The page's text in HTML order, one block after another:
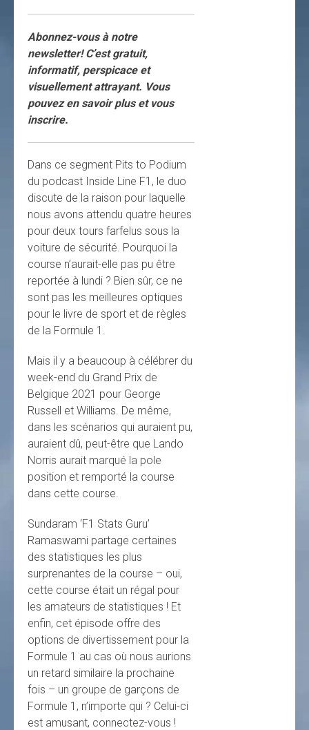
Abonnez-vous à notre
newsletter! C’est gratuit,
informatif, perspicace et
visuellement attrayant. Vous
pouvez en savoir plus et vous
inscrire.
Dans ce segment Pits to Podium
du podcast Inside Line F1, le duo
discute de la raison pour laquelle
nous avons attendu quatre heures
pour deux tours farfelus sous la
voiture de sécurité. Pourquoi la
course n’aurait-elle pas pu être
reportée à lundi ? Bien sûr, ce ne
sont pas les meilleures optiques
pour le livre de sport et de règles
de la Formule 1.
Mais il y a beaucoup à célébrer du
week-end du Grand Prix de
Belgique 2021 pour George
Russell et Williams. De même,
dans les scénarios qui auraient pu,
auraient dû, peut-être que Lando
Norris aurait marqué la pole
position et remporté la course
dans cette course.
Sundaram ‘F1 Stats Guru’
Ramaswami partage certaines
des statistiques les plus
surprenantes de la course – oui,
cette course était un régal pour
les amateurs de statistiques ! Et
enfin, cet épisode offre des
options de divertissement pour la
Formule 1 au cas où nous aurions
un retard similaire la prochaine
fois – un groupe de garçons de
Formule 1, n’importe qui ? Celui-ci
est amusant, connectez-vous !